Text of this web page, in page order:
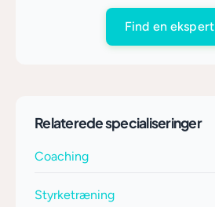
Find en ekspert
Relaterede specialiseringer
Coaching
Styrketræning